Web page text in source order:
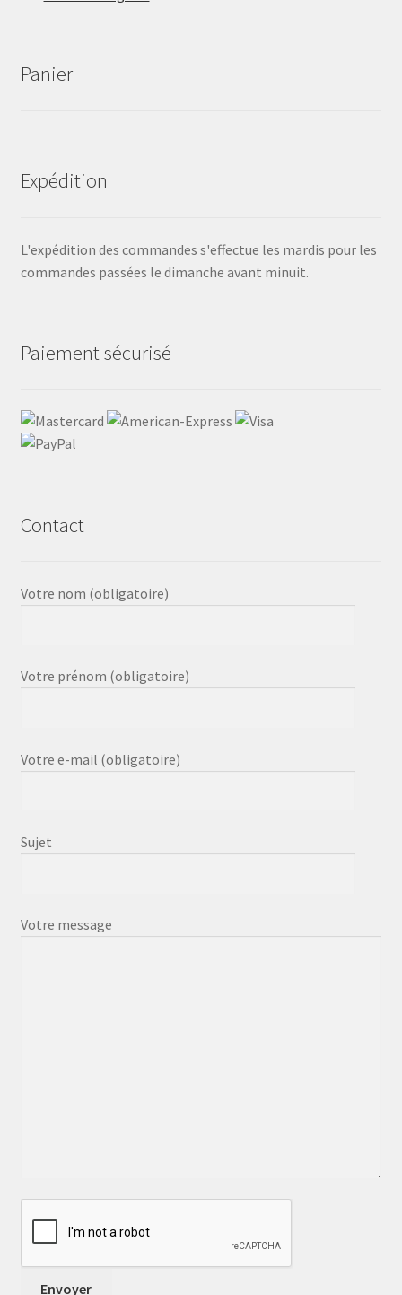
Panier
Expédition
L'expédition des commandes s'effectue les mardis pour les
commandes passées le dimanche avant minuit.
Paiement sécurisé
Contact
Votre nom (obligatoire)
Votre prénom (obligatoire)
Votre e-mail (obligatoire)
Sujet
Votre message